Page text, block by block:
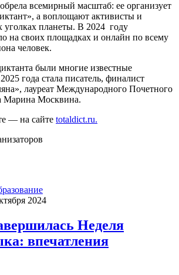
всемирный масштаб: ее организует
а воплощают активисты и
уголках планеты. В 2024 году
на своих площадках и онлайн по всему
человек.
были многие известные
года стала писатель, финалист
лауреат Международного Почетного
Марина Москвина.
— на сайте totaldict.ru.
2024
Неделя
впечатления